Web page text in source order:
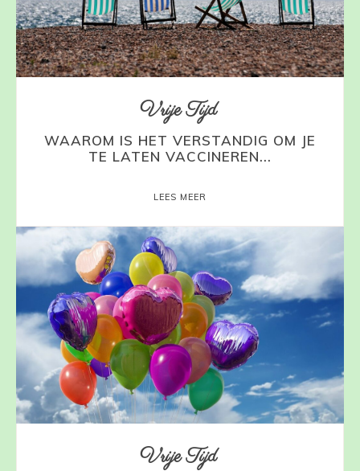
Vrije Tijd
WAAROM IS HET VERSTANDIG OM JE
TE LATEN VACCINEREN...
LEES MEER
Vrije Tijd